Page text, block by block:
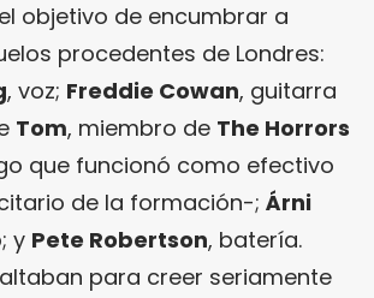
objetivo de encumbrar a
procedentes de Londres:
, voz; Freddie Cowan, guitarra
Tom, miembro de The Horrors
que funcionó como efectivo
de la formación-; Árni
y Pete Robertson, batería.
para creer seriamente